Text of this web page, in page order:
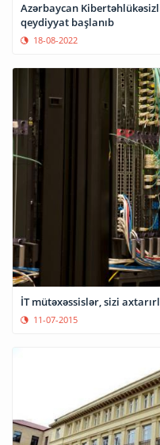
Azərbaycan
qeydiyyat başlanıb
18-08-2022
İT mütəxəssislər, sizi
11-07-2015